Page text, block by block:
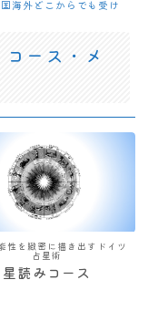
海外どこからでも受け
ース・メ
性を緻密に描き出すドイツ
占星術
星読みコース